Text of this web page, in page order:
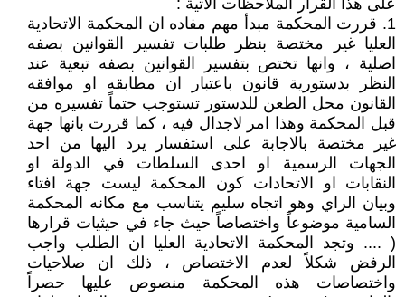
على هذا القرار الملاحظات الاتية :
1. قررت المحكمة مبدأ مهم مفاده ان المحكمة الاتحادية
العليا غير مختصة بنظر طلبات تفسير القوانين بصفه
اصلية ، وانها تختص بتفسير القوانين بصفه تبعية عند
النظر بدستورية قانون باعتبار ان مطابقه او موافقه
القانون محل الطعن للدستور تستوجب حتماً تفسيره من
قبل المحكمة وهذا امر لاجدال فيه ، كما قررت بانها جهة
غير مختصة بالاجابة على استفسار يرد اليها من احد
الجهات الرسمية او احدى السلطات في الدولة او
النقابات او الاتحادات كون المحكمة ليست جهة افتاء
وبيان الراي وهو اتجاه سليم يتناسب مع مكانه المحكمة
السامية موضوعاً واختصاصاً حيث جاء في حيثيات قرارها
( .... وتجد المحكمة الاتحادية العليا ان الطلب واجب
الرفض شكلاً لعدم الاختصاص ، ذلك ان صلاحيات
واختصاصات هذه المحكمة منصوص عليها حصراً